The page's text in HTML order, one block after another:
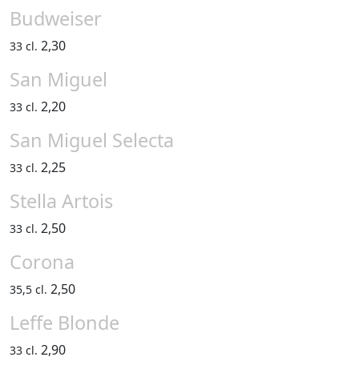
Budweiser
33 cl. 2,30
San Miguel
33 cl. 2,20
San Miguel Selecta
33 cl. 2,25
Stella Artois
33 cl. 2,50
Corona
35,5 cl. 2,50
Leffe Blonde
33 cl. 2,90